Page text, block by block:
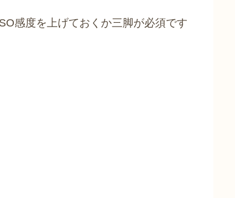
感度を上げておくか三脚が必須です